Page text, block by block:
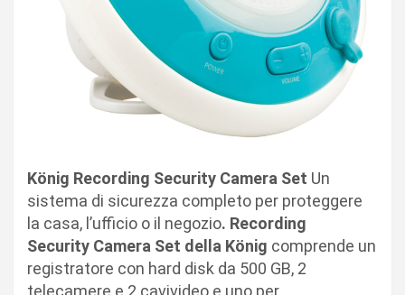
König Recording Security Camera Set Un
sistema di sicurezza completo per proteggere
la casa, l’ufficio o il negozio. Recording
Security Camera Set della König comprende un
registratore con hard disk da 500 GB, 2
telecamere e 2 cavivideo e uno per